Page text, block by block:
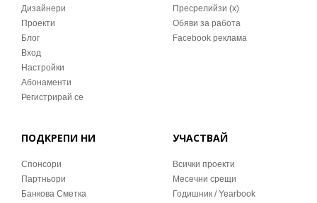
Дизайнери
Проекти
Блог
Вход
Настройки
Абонаменти
Регистрирай се
Пресрелийзи (x)
Обяви за работа
Facebook реклама
ПОДКРЕПИ НИ
Спонсори
Партньори
Банкова Сметка
УЧАСТВАЙ
Всички проекти
Месечни срещи
Годишник / Yearbook